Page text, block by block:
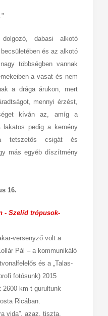
dolgozó, dabasi alkotó
és az alkotó
többségben vannak
a vasat és nem
a drága árukon, mert
mennyi érzést,
kíván az, amíg a
pedig a kemény
tetszetős csigát és
más egyéb díszítmény
16.
- Szelíd trópusok-
versenyző volt a
Pál – a kommunikáló
és a „Talas-
fotósunk) 2015
2600 km-t gurultunk
Ricában.
vida”, azaz, tiszta,